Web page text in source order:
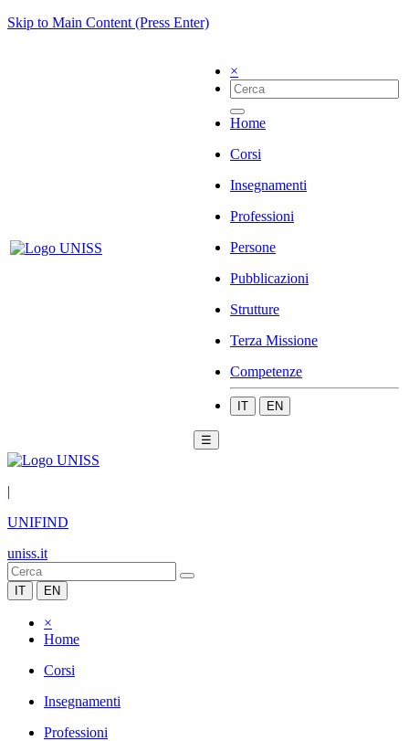
Skip to Main Content (Press Enter)
×
Home
Corsi
Insegnamenti
Professioni
Persone
Pubblicazioni
Strutture
Terza Missione
Competenze
IT EN
☰
|
UNIFIND
uniss.it
IT EN
×
Home
Corsi
Insegnamenti
Professioni